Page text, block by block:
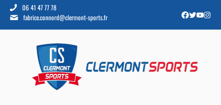
06 41 47 77 78
fabrice.connord@clermont-sports.fr